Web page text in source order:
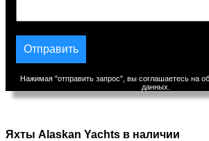
Нажимая "отправить запрос", вы соглашаетесь на
данных.
Яхты Alaskan Yachts в наличии